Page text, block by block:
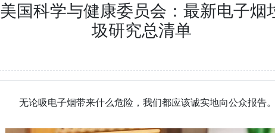
美国科学与健康委员会：最新电子烟
圾研究总清单
无论吸电子烟带来什么危险，我们都应该诚实地向公众报告